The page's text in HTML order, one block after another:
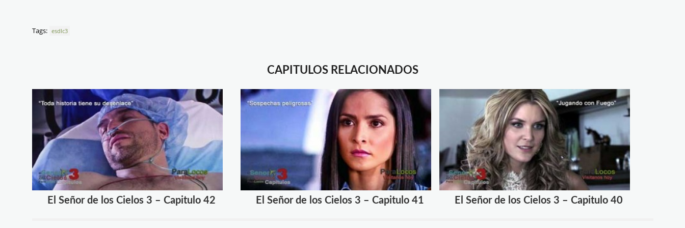
Tags: esdlc3
CAPITULOS RELACIONADOS
El Señor de los Cielos 3 – Capitulo 42 El Señor de los Cielos 3 – Capitulo 41 El Señor de los Cielos 3 – Capitulo 40